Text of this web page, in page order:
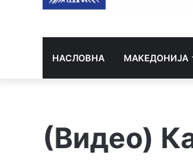
НАСЛОВНА МАКЕДОНИЈА
(Видео)